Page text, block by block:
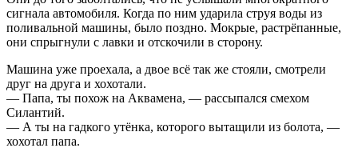
сигнала автомобиля. Когда по ним ударила струя воды из
поливальной машины, было поздно. Мокрые, растрёпанные,
они спрыгнули с лавки и отскочили в сторону.
Машина уже проехала, а двое всё так же стояли, смотрели
друг на друга и хохотали.
— Папа, ты похож на Аквамена, — рассыпался смехом
Силантий.
— А ты на гадкого утёнка, которого вытащили из болота, —
хохотал папа.